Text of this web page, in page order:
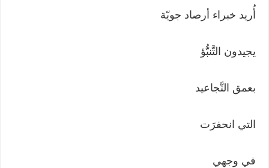
أُريد خبراء أرصاد جويّة
يجيدون التَّنبُّؤ
بعمق التَّجاعيد
التي انحفرَت
في وجهي